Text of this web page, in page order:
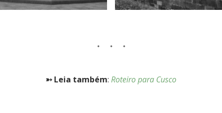
➳ Leia também: Roteiro para Cusco